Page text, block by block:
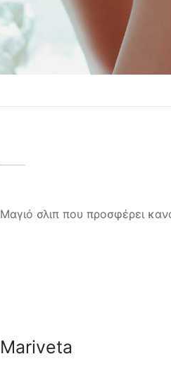
Μαγιό σλιπ που προσφέρει
Mariveta